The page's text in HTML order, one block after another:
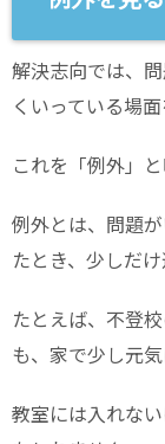
解決志向では、
くいっている場面
これを「例外」
例外とは、問題
たとき、少しだ
たとえば、不登
も、家で少し元
教室には入れな